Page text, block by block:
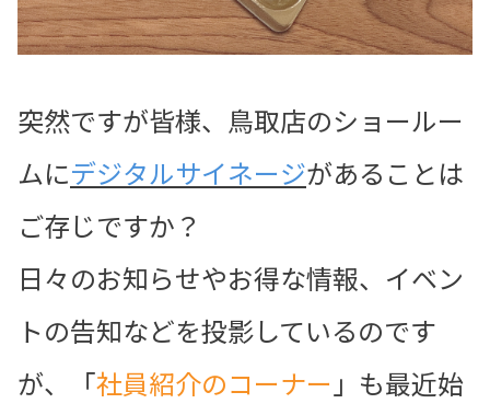
突然ですが皆様、鳥取店のショールー
ムにデジタルサイネージがあることは
ご存じですか？
日々のお知らせやお得な情報、イベン
トの告知などを投影しているのです
が、「社員紹介のコーナー 」も最近始